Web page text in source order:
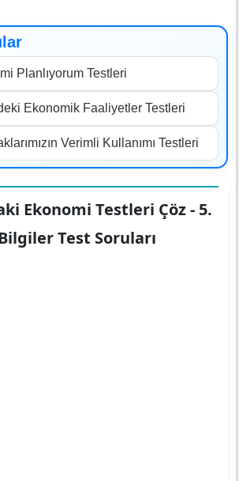
Planlıyorum Testleri
Ekonomik Faaliyetler Testleri
Verimli Kullanımı Testleri
Ekonomi Testleri Çöz - 5.
Bilgiler Test Soruları